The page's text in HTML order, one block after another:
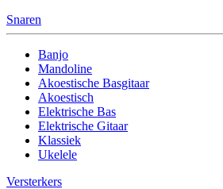
Snaren
Banjo
Mandoline
Akoestische Basgitaar
Akoestisch
Elektrische Bas
Elektrische Gitaar
Klassiek
Ukelele
Versterkers